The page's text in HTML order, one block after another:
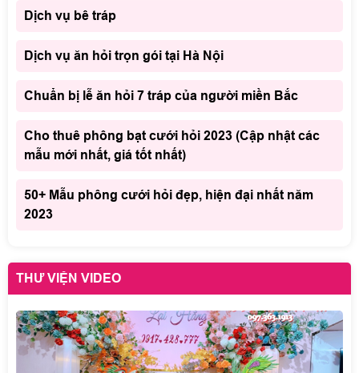
Dịch vụ bê tráp
Dịch vụ ăn hỏi trọn gói tại Hà Nội
Chuẩn bị lễ ăn hỏi 7 tráp của người miền Bắc
Cho thuê phông bạt cưới hỏi 2023 (Cập nhật các
mẫu mới nhất, giá tốt nhất)
50+ Mẫu phông cưới hỏi đẹp, hiện đại nhất năm
2023
THƯ VIỆN VIDEO